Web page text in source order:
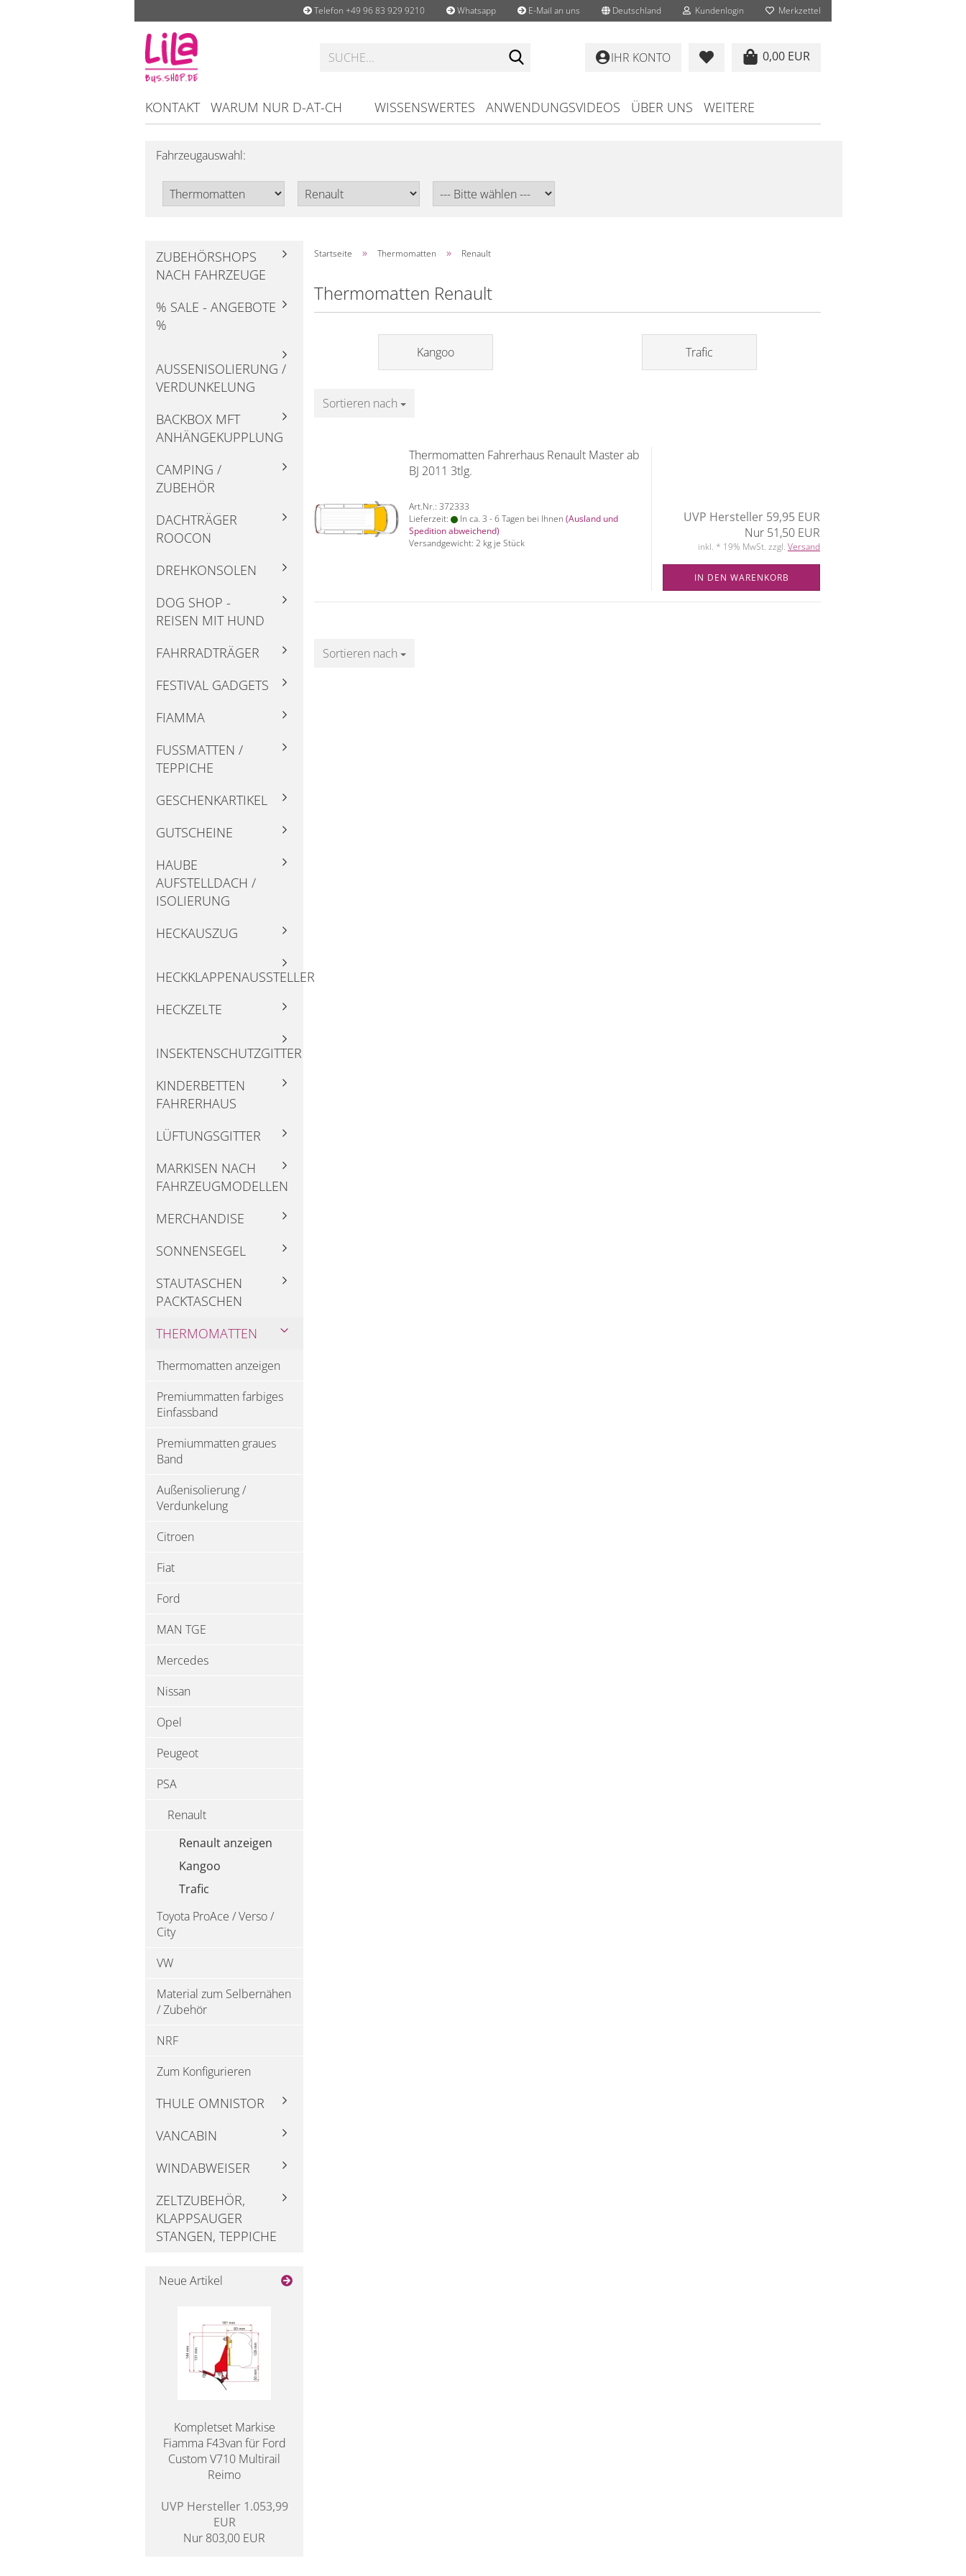
Telefon +49 96 83 929 9210 Whatsapp E-Mail an uns Deutschland Kundenlogin Merkzettel
0,00 EUR
IHR KONTO
KONTAKT WARUM NUR D-AT-CH WISSENSWERTES ANWENDUNGSVIDEOS ÜBER UNS WEITERE
Fahrzeugauswahl:
Startseite » Thermomatten » Renault
Thermomatten Renault
Kangoo Trafic
Sortieren nach
Sortieren nach
Thermomatten Fahrerhaus Renault Master ab
BJ 2011 3tlg.
Art.Nr.: 372333
Lieferzeit:
In ca. 3 - 6 Tagen bei Ihnen (Ausland und
Spedition abweichend)
Versandgewicht: 2 kg je Stück
UVP Hersteller 59,95 EUR
Nur 51,50 EUR
inkl. * 19% MwSt. zzgl. Versand
IN DEN WARENKORB
Sortieren nach
Sortieren nach
ZUBEHÖRSHOPS
NACH FAHRZEUGE
% SALE - ANGEBOTE
%
AUSSENISOLIERUNG / V
ERDUNKELUNG
BACKBOX MFT
ANHÄNGEKUPPLUNG
CAMPING /
ZUBEHÖR
DACHTRÄGER
ROOCON
DREHKONSOLEN
DOG SHOP -
REISEN MIT HUND
FAHRRADTRÄGER
FESTIVAL GADGETS
FIAMMA
FUSSMATTEN / T
EPPICHE
GESCHENKARTIKEL
GUTSCHEINE
HAUBE
AUFSTELLDACH /
ISOLIERUNG
HECKAUSZUG
HECKKLAPPENAUSSTELLER
HECKZELTE
INSEKTENSCHUTZGITTER
KINDERBETTEN
FAHRERHAUS
LÜFTUNGSGITTER
MARKISEN NACH
FAHRZEUGMODELLEN
MERCHANDISE
SONNENSEGEL
STAUTASCHEN
PACKTASCHEN
THERMOMATTEN
Thermomatten anzeigen
Premiummatten farbiges
Einfassband
Premiummatten graues
Band
Außenisolierung /
Verdunkelung
Citroen
Fiat
Ford
MAN TGE
Mercedes
Nissan
Opel
Peugeot
PSA
Renault
Renault anzeigen
Kangoo
Trafic
Toyota ProAce / Verso /
City
VW
Material zum Selbernähen
/ Zubehör
NRF
Zum Konfigurieren
THULE OMNISTOR
VANCABIN
WINDABWEISER
ZELTZUBEHÖR,
KLAPPSAUGER
STANGEN, TEPPICHE
Neue Artikel
Kompletset Markise
Fiamma F43van für Ford
Custom V710 Multirail
Reimo
UVP Hersteller 1.053,99
EUR
Nur 803,00 EUR